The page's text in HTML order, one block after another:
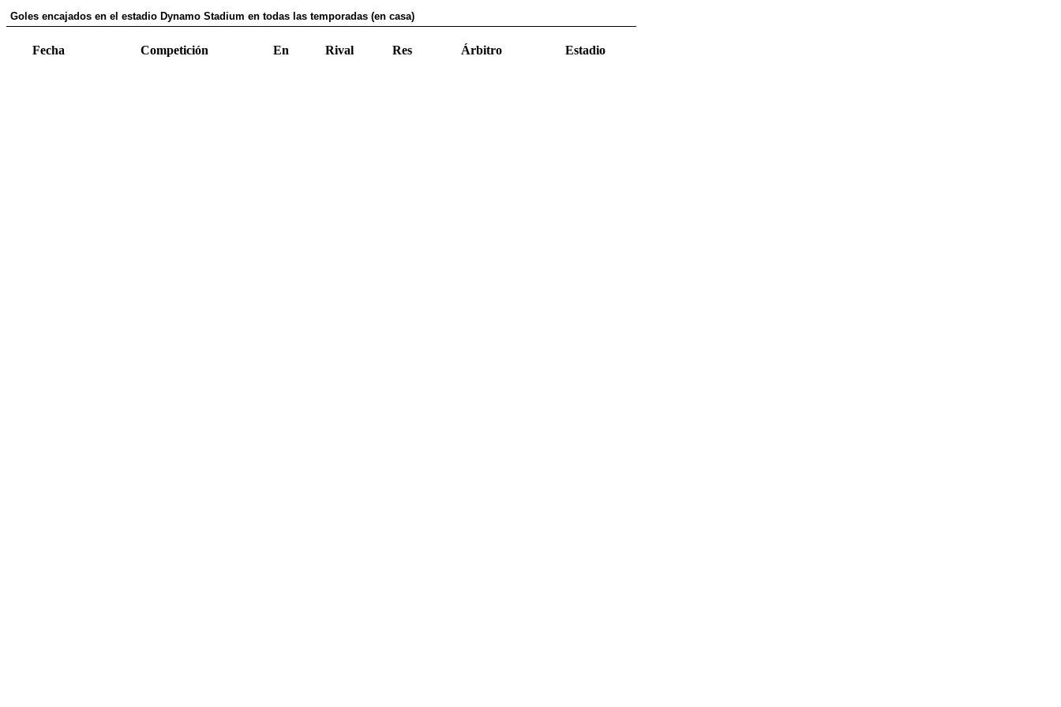
Goles encajados en el estadio Dynamo Stadium en todas las temporadas (en casa)
Fecha Competición En Rival Res Árbitro Estadio